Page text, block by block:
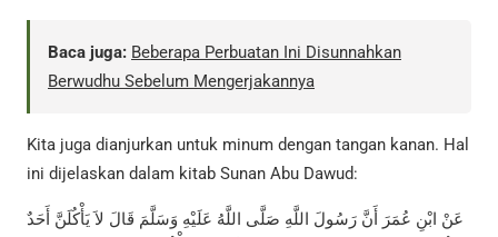
Baca juga: Beberapa Perbuatan Ini Disunnahkan
Berwudhu Sebelum Mengerjakannya
Kita juga dianjurkan untuk minum dengan tangan kanan. Hal
ini dijelaskan dalam kitab Sunan Abu Dawud:
عَنْ ابْنِ عُمَرَ أَنَّ رَسُولَ اللَّهِ صَلَّى اللَّهُ عَلَيْهِ وَسَلَّمَ قَالَ لاَ يَأْكُلَنَّ أَحَدٌ